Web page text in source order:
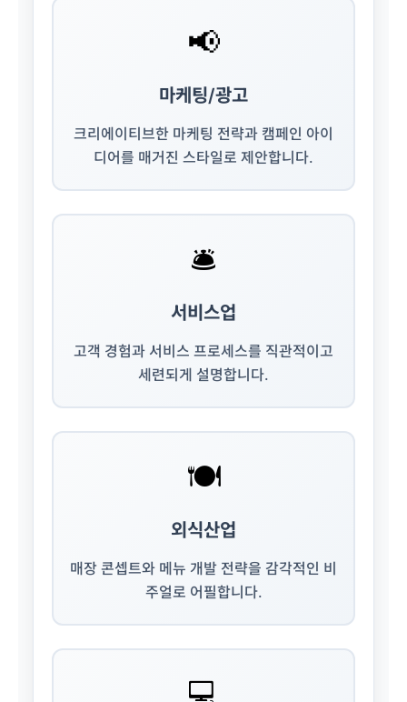
📢
마케팅/광고
크리에이티브한 마케팅 전략과 캠페인 아이
디어를 매거진 스타일로 제안합니다.
🛎️
서비스업
고객 경험과 서비스 프로세스를 직관적이고
세련되게 설명합니다.
🍽️
외식산업
매장 콘셉트와 메뉴 개발 전략을 감각적인 비
주얼로 어필합니다.